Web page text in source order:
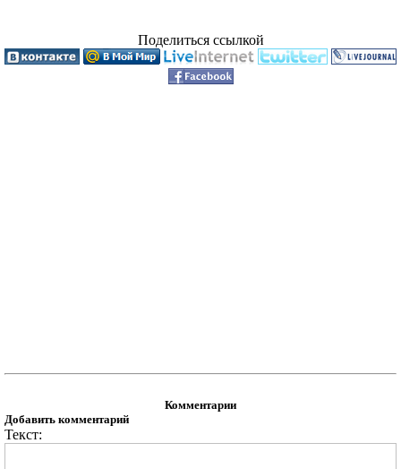
Поделиться ссылкой
Комментарии
Добавить комментарий
Текст: